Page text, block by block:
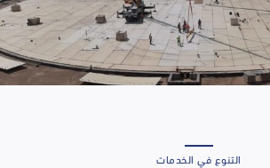
التنوع في الخدمات